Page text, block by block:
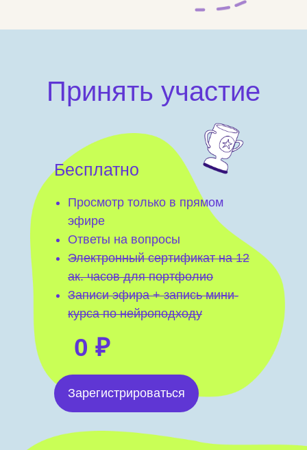
Принять участие
Бесплатно
Просмотр только в прямом
эфире
Ответы на вопросы
Электронный сертификат на 12
ак. часов для портфолио
Записи эфира + запись мини-
курса по нейроподходу
Зарегистрироваться
0 ₽